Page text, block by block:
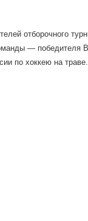
отборочного
— победителя
по хоккею на траве.